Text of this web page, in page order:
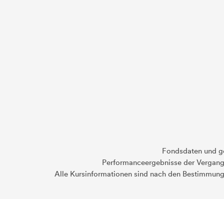
Fondsdaten und
Performanceergebnisse der
Alle Kursinformationen sind nach den